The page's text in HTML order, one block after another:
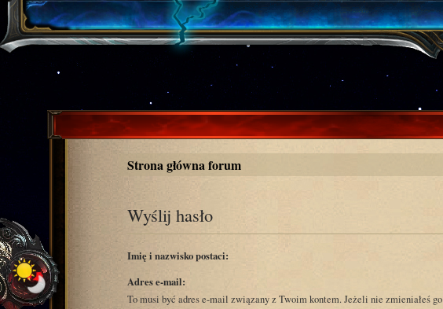
Strona główna forum
Wyślij hasło
Imię i nazwisko postaci:
Adres e-mail:
To musi być adres e-mail związany z Twoim kontem. Jeżeli nie zmieniałeś go